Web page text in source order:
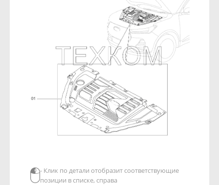
- Клик по детали отобразит соответствующие
позиции в списке, справа